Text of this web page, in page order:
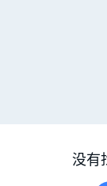
没有